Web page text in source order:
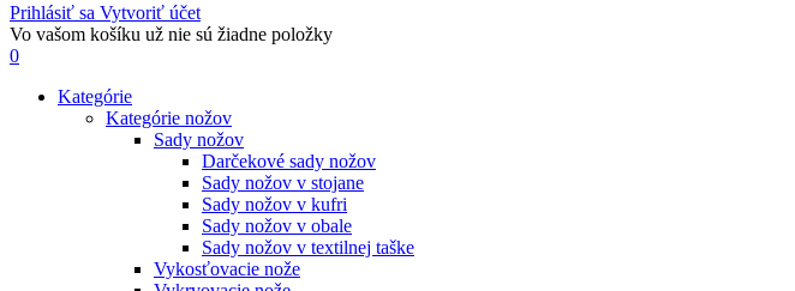
Prihlásiť sa Vytvoriť účet
Vo vašom košíku už nie sú žiadne položky
0
Kategórie
Kategórie nožov
Sady nožov
Darčekové sady nožov
Sady nožov v stojane
Sady nožov v kufri
Sady nožov v obale
Sady nožov v textilnej taške
Vykosťovacie nože